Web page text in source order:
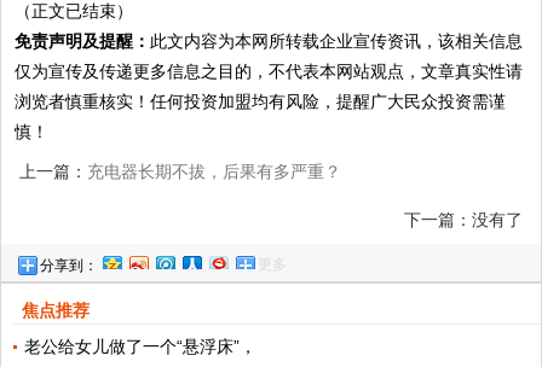
（正文已结束）
免责声明及提醒： 此文内容为本网所转载企业宣传资讯，该相关信息
仅为宣传及传递更多信息之目的，不代表本网站观点，文章真实性请
浏览者慎重核实！任何投资加盟均有风险，提醒广大民众投资需谨
慎！
上一篇： 充电器长期不拔，后果有多严重？
下一篇：没有了
分享到： 更多
焦点推荐
老公给女儿做了一个“悬浮床”，